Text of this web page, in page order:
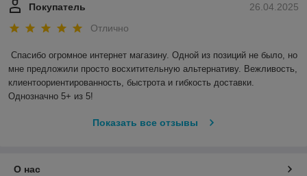
26.04.2025
Покупатель
Отлично
Спасибо огромное интернет магазину. Одной из позиций не было, но
мне предложили просто восхитительную альтернативу. Вежливость,
клиентоориентированность, быстрота и гибкость доставки.
Однозначно 5+ из 5!
Показать все отзывы
О нас